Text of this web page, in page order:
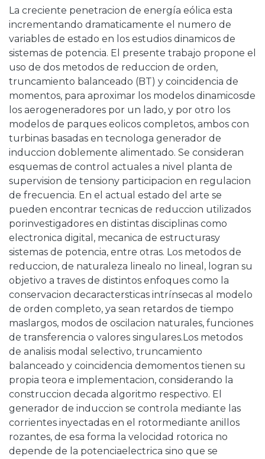
La creciente penetracion de energía eólica esta
incrementando dramaticamente el numero de
variables de estado en los estudios dinamicos de
sistemas de potencia. El presente trabajo propone el
uso de dos metodos de reduccion de orden,
truncamiento balanceado (BT) y coincidencia de
momentos, para aproximar los modelos dinamicosde
los aerogeneradores por un lado, y por otro los
modelos de parques eolicos completos, ambos con
turbinas basadas en tecnologa generador de
induccion doblemente alimentado. Se consideran
esquemas de control actuales a nivel planta de
supervision de tensiony participacion en regulacion
de frecuencia. En el actual estado del arte se
pueden encontrar tecnicas de reduccion utilizados
porinvestigadores en distintas disciplinas como
electronica digital, mecanica de estructurasy
sistemas de potencia, entre otras. Los metodos de
reduccion, de naturaleza linealo no lineal, logran su
objetivo a traves de distintos enfoques como la
conservacion decaractersticas intrínsecas al modelo
de orden completo, ya sean retardos de tiempo
maslargos, modos de oscilacion naturales, funciones
de transferencia o valores singulares.Los metodos
de analisis modal selectivo, truncamiento
balanceado y coincidencia demomentos tienen su
propia teora e implementacion, considerando la
construccion decada algoritmo respectivo. El
generador de induccion se controla mediante las
corrientes inyectadas en el rotormediante anillos
rozantes, de esa forma la velocidad rotorica no
depende de la potenciaelectrica sino que se